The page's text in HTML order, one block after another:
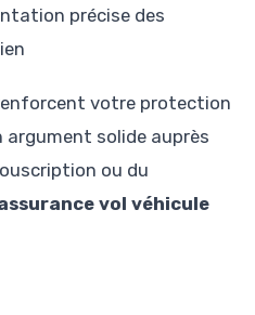
précise des
votre protection
solide auprès
ou du
vol véhicule